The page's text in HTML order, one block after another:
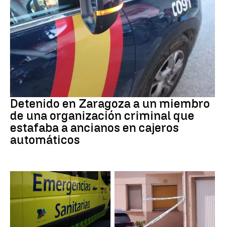
Detenido en Zaragoza a un miembro
de una organización criminal que
estafaba a ancianos en cajeros
automáticos
SUCESOS Muertes